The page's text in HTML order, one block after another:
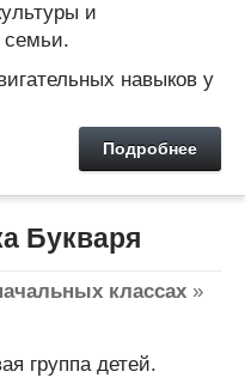
и
семьи.
навыков у
Подробнее
Букваря
классах »
группа детей.